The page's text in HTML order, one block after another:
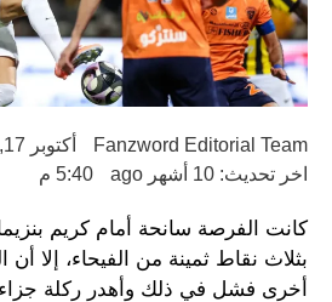
Fanzword Editorial Team
أكتوبر 17, 2025
اخر تحديث: 10 أشهر ago
5:40 م
كانت الفرصة سانحة أمام كريم
بثلاث نقاط ثمينة من الفيحاء، إلا
أخرى فشل في ذلك وأهدر ركلة